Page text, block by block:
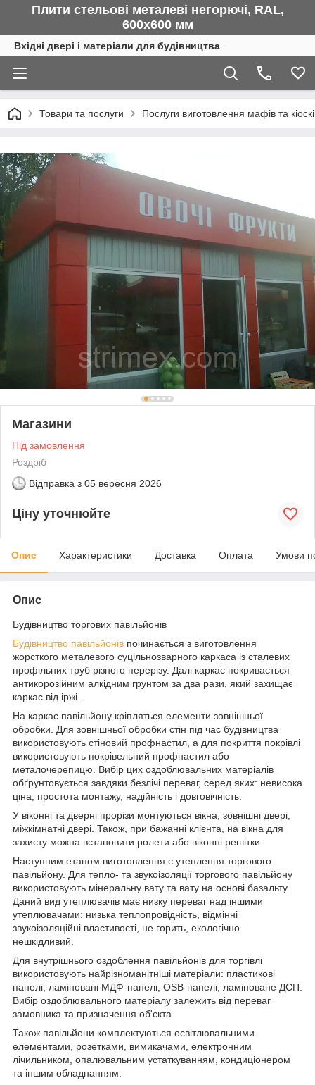
Плити стельові металеві негорючі, RAL,
600х600 мм
Вхідні двері і матеріали для будівництва
Товари та послуги Послуги виготовлення мафів та
Магазини
Під замовлення
Роздріб
Відправка з 05 вересня 2026
Ціну уточнюйте
Опис Характеристики Доставка Оплата Умови
Опис
Будівництво торгових павільйонів
Будівництво павільйонів починається з виготовлення
жорсткого металевого суцільнозварного каркаса із сталевих
профільних труб різного перерізу. Далі каркас покривається
антикорозійним алкідним грунтом за два рази, який захищає
каркас від іржі.
На каркас павільйону кріпляться елементи зовнішньої
обробки. Для зовнішньої обробки стін під час будівництва
використовують стіновий профнастил, а для покриття покрівлі
використовують покрівельний профнастил або
металочерепицю. Вибір цих оздоблювальних матеріалів
обґрунтовується завдяки безлічі переваг, серед яких: невисока
ціна, простота монтажу, надійність і довговічність.
У віконні та дверні прорізи монтуються вікна, зовнішні двері,
міжкімнатні двері. Також, при бажанні клієнта, на вікна для
захисту можна встановити ролети або віконні решітки.
Наступним етапом виготовлення є утеплення торгового
павільйону. Для тепло- та звукоізоляції торгового павільйону
використовують мінеральну вату та вату на основі базальту.
Даний вид утеплювачів має низку переваг над іншими
утеплювачами: низька теплопровідність, відмінні
звукоізоляційні властивості, не горить, екологічно
нешкідливий.
Для внутрішнього оздоблення павільйонів для торгівлі
використовують найрізноманітніші матеріали: пластикові
панелі, ламіновані МДФ-панелі, OSB-панелі, ламіноване ДСП.
Вибір оздоблювального матеріалу залежить від переваг
замовника та призначення об'єкта.
Також павільйони комплектуються освітлювальними
елементами, розетками, вимикачами, електронним
лічильником, опалювальним устаткуванням, кондиціонером
та іншим обладнанням.